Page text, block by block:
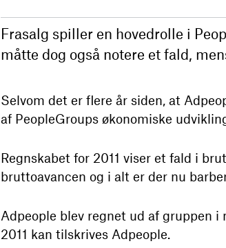
Frasalg spiller en hovedrolle i
måtte dog også notere et fald,
Selvom det er flere år siden, at
af PeopleGroups økonomiske
Regnskabet for 2011 viser et fald i
bruttoavancen og i alt er der nu
Adpeople blev regnet ud af gruppen i
2011 kan tilskrives Adpeople.